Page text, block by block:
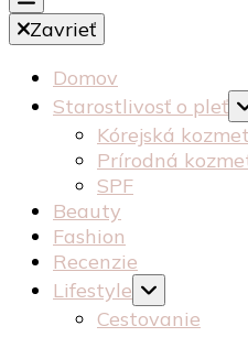
starostlivosť péče o pleť
kosmetika kozmetika
Zavrieť
Domov
Starostlivosť o pleť
Kórejská
Prírodná
SPF
Beauty
Fashion
Recenzie
Lifestyle
Cestovanie